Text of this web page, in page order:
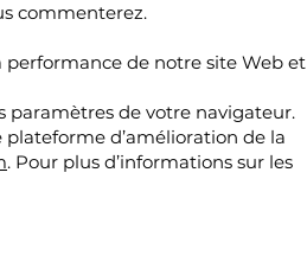
commenterez.
performance de notre site Web et
paramètres de votre navigateur.
d’amélioration de la
. Pour plus d’informations sur les